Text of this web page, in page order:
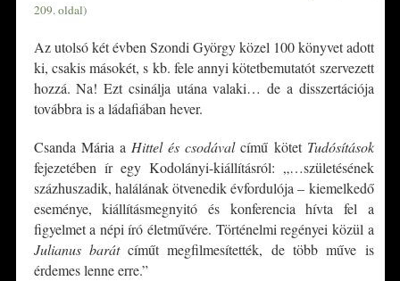
209. oldal)
Az utolsó két évben Szondi György közel 100 könyvet adott
ki, csakis másokét, s kb. fele annyi kötetbemutatót szervezett
hozzá. Na! Ezt csinálja utána valaki… de a disszertációja
továbbra is a ládafiában hever.
Csanda Mária a Hittel és csodávalcímű kötet Tudósítások
fejezetében ír egy Kodolányi-kiállításról: „…születésének
százhuszadik, halálának ötvenedik évfordulója – kiemelkedő
eseménye, kiállításmegnyitó és konferencia hívta fel a
figyelmet a népi író életművére. Történelmi regényei közül a
Julianus barátcíműt megfilmesítették, de több műve is
érdemes lenne erre.”